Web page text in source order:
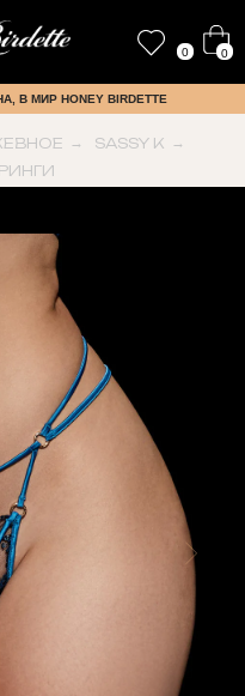
0 0
МИР HONEY BIRDETTE
→ SASSY K →